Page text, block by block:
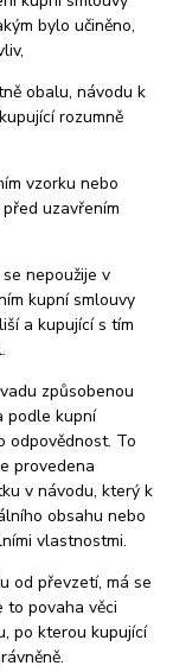
bylo učiněno,
obalu, návodu k
rozumně
vzorku nebo
uzavřením
nepoužije v
kupní smlouvy
a kupující s tím
způsobenou
podle kupní
odpovědnost. To
provedena
v návodu, který k
obsahu nebo
vlastnostmi.
od převzetí, má se
to povaha věci
po kterou kupující